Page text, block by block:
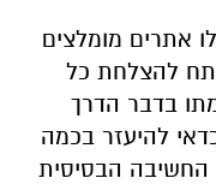
אתרים מומלצים
להצלחת כל
בדבר הדרך
להיעזר בכמה
החשיבה הבסיסית